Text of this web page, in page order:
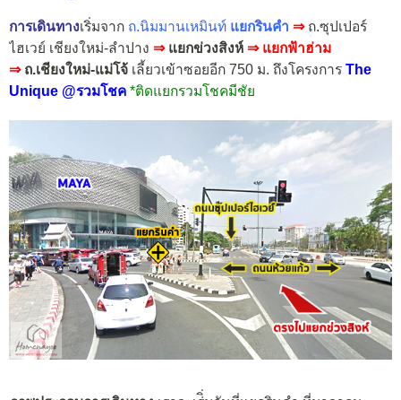
การเดินทางเริ่มจาก ถ.นิมมานเหมินท์ แยกรินคำ ⇒ ถ.ซุปเปอร์
ไฮเวย์ เชียงใหม่-ลำปาง ⇒แยกข่วงสิงห์ ⇒ แยกฟ้าฮ่าม
⇒ถ.เชียงใหม่-แม่โจ้ เลี้ยวเข้าซอยอีก 750 ม. ถึงโครงการ The
Unique @รวมโชค *ติดแยกรวมโชคมีชัย